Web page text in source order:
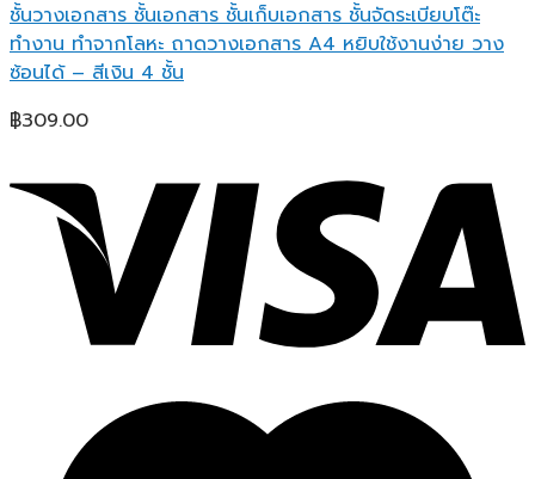
ชั้นวางเอกสาร ชั้นเอกสาร ชั้นเก็บเอกสาร ชั้นจัดระเบียบโต๊ะ
ทำงาน ทำจากโลหะ ถาดวางเอกสาร A4 หยิบใช้งานง่าย วาง
ซ้อนได้ – สีเงิน 4 ชั้น
฿309.00